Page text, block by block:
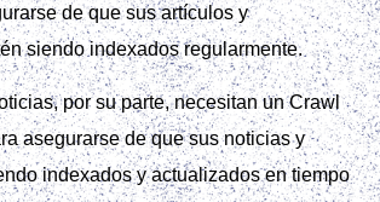
de que sus artículos y
siendo indexados regularmente.
por su parte, necesitan un Crawl
asegurarse de que sus noticias y
indexados y actualizados en tiempo